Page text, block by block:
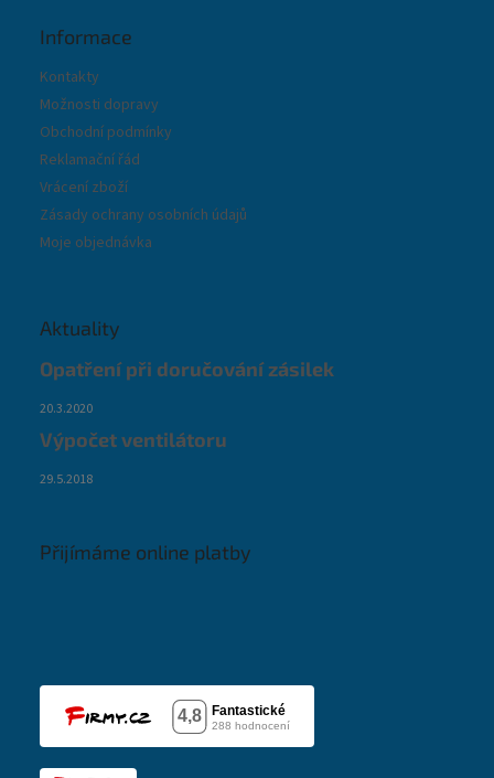
Informace
Kontakty
Možnosti dopravy
Obchodní podmínky
Reklamační řád
Vrácení zboží
Zásady ochrany osobních údajů
Moje objednávka
Aktuality
Opatření při doručování zásilek
20.3.2020
Výpočet ventilátoru
29.5.2018
Přijímáme online platby